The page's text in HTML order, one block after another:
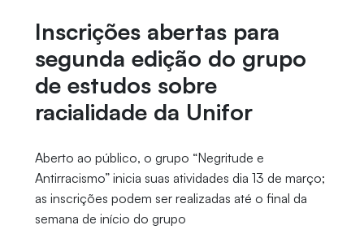
Inscrições abertas para
segunda edição do grupo
de estudos sobre
racialidade da Unifor
Aberto ao público, o grupo “Negritude e
Antirracismo” inicia suas atividades dia 13 de março;
as inscrições podem ser realizadas até o final da
semana de início do grupo